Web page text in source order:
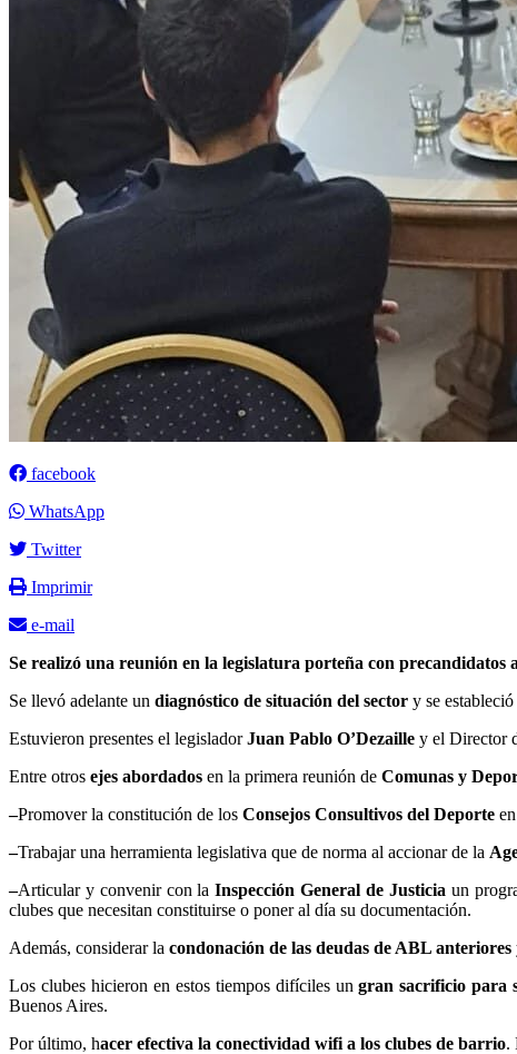
facebook
WhatsApp
Twitter
Imprimir
e-mail
Se realizó una reunión en la legislatura porteña con
Se llevó adelante un diagnóstico de situación del sector y se
Estuvieron presentes el legisladorJuan Pablo O’Dezaille y el Director
Entre otros ejes abordados en la primera reunión de Comunas y
–Promover la constitución de los Consejos Consultivos del Deporte
–Trabajar una herramienta legislativa que de norma al accionar de la
–Articular y convenir con laInspección General de Justicia un
clubes que necesitan constituirse o poner al día su documentación.
Además, considerar la condonación de las deudas de ABL anteriores
Los clubes hicieron en estos tiempos difíciles un gran sacrificio para
Buenos Aires.
Por último, hacer efectiva la conectividad wifi a los clubes de barrio.